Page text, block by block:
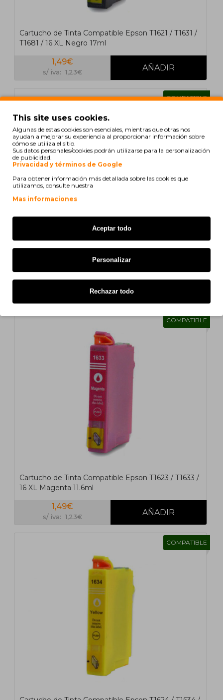
Cartucho de Tinta Compatible Epson T1621 / T1631 /
T1681 / 16 XL Negro 17ml
1,49€
s/ iva: 1,23€
COMPATIBLE
Cartucho de Tinta Compatible Epson T1622 / T1632 /
COMPATIBLE
Cartucho de Tinta Compatible Epson T1623 / T1633 /
16 XL Magenta 11.6ml
1,49€
s/ iva: 1,23€
COMPATIBLE
This site uses cookies.
Algunas de estas cookies son esenciales, mientras que otras nos
ayudan a mejorar su experiencia al proporcionar información sobre
cómo se utiliza el sitio.
Sus datos personales/cookies podrán utilizarse para la personalización
de publicidad.
Privacidad y términos de Google
Para obtener información más detallada sobre las cookies que
utilizamos, consulte nuestra
Mas informaciones
Aceptar todo
Personalizar
Rechazar todo